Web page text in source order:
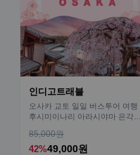
인디고트래블
오사카 교토 일일 버스투어 여행
후시미이나리 아라시야마 은각사
85,000원
42%49,000원